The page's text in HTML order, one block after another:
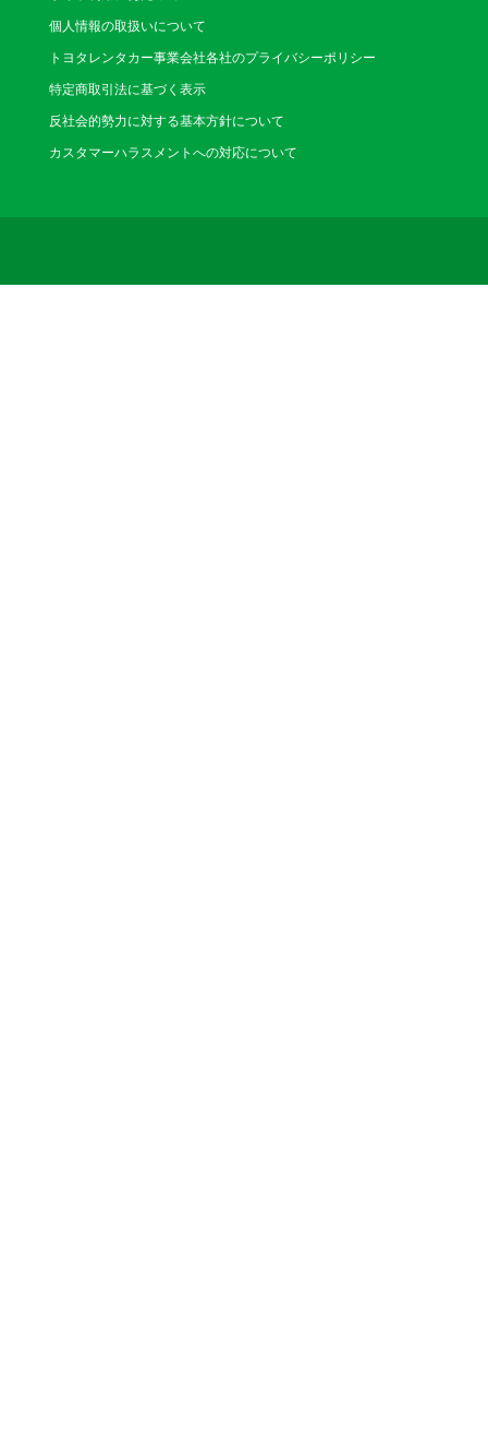
個人情報の取扱いについて
トヨタレンタカー事業会社各社のプライバシーポリシー
特定商取引法に基づく表示
反社会的勢力に対する基本方針について
カスタマーハラスメントへの対応について